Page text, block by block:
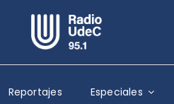
Radio UdeC en vivo
Quiénes Somos
Reportajes Especiales